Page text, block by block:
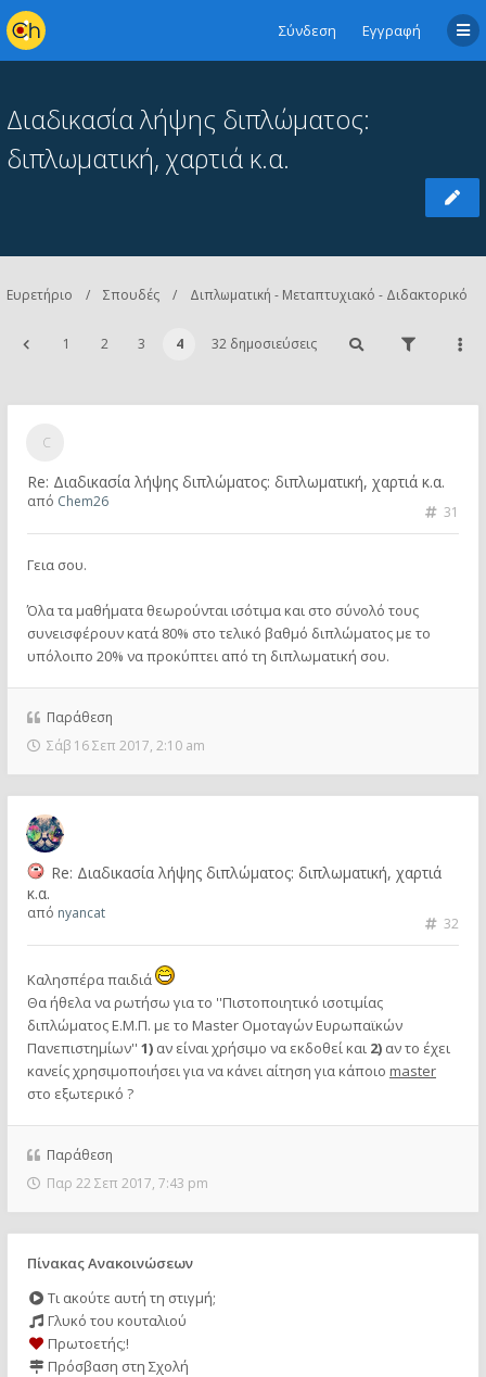
Σύνδεση Εγγραφή
Διαδικασία λήψης διπλώματος:
διπλωματική, χαρτιά κ.α.
Ευρετήριο Σπουδές Διπλωματική - Μεταπτυχιακό - Διδακτορικό
1 2 3 4 32 δημοσιεύσεις
Re: Διαδικασία λήψης διπλώματος: διπλωματική, χαρτιά κ.α.
31
από Chem26
Γεια σου.
Όλα τα μαθήματα θεωρούνται ισότιμα και στο σύνολό τους
συνεισφέρουν κατά 80% στο τελικό βαθμό διπλώματος με το
υπόλοιπο 20% να προκύπτει από τη διπλωματική σου.
Παράθεση
Σάβ 16 Σεπ 2017, 2:10 am
Re: Διαδικασία λήψης διπλώματος: διπλωματική, χαρτιά
κ.α.
32
από nyancat
Καλησπέρα παιδιά
Θα ήθελα να ρωτήσω για το ''Πιστοποιητικό ισοτιμίας
διπλώματος Ε.Μ.Π. με το Master Ομοταγών Ευρωπαϊκών
Πανεπιστημίων'' 1) αν είναι χρήσιμο να εκδοθεί και 2) αν το έχει
κανείς χρησιμοποιήσει για να κάνει αίτηση για κάποιο master
στο εξωτερικό ?
Παράθεση
Παρ 22 Σεπ 2017, 7:43 pm
Πίνακας Ανακοινώσεων
Τι ακούτε αυτή τη στιγμή;
Γλυκό του κουταλιού
Πρωτοετής;!
Πρόσβαση στη Σχολή